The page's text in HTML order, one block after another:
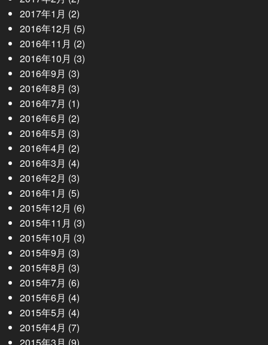
2017年1月 (2)
2016年12月 (5)
2016年11月 (2)
2016年10月 (3)
2016年9月 (3)
2016年8月 (3)
2016年7月 (1)
2016年6月 (2)
2016年5月 (3)
2016年4月 (2)
2016年3月 (4)
2016年2月 (3)
2016年1月 (5)
2015年12月 (6)
2015年11月 (3)
2015年10月 (3)
2015年9月 (3)
2015年8月 (3)
2015年7月 (6)
2015年6月 (4)
2015年5月 (4)
2015年4月 (7)